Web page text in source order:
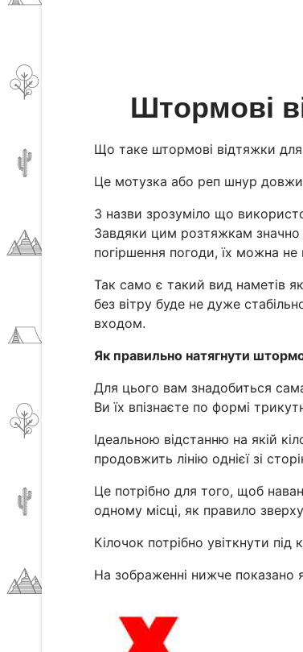
Штормові
Що таке штормові відтяжки
Це мотузка або реп шнур
З назви зрозуміло що
Завдяки цим розтяжкам значно
погіршення погоди, їх можна
Так само є такий вид наметів
без вітру буде не дуже
входом.
Як правильно натягнути
Для цього вам знадобиться сама
Ви їх впізнаєте по формі
Ідеальною відстанню на якій
продовжить лінію однієї зі
Це потрібно для того, щоб
одному місці, як правило
Кілочок потрібно увіткнути
На зображенні нижче показано